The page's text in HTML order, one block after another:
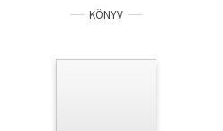
KÖNYV